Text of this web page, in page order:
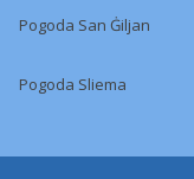
Pogoda San Ġiljan
Pogoda Sliema